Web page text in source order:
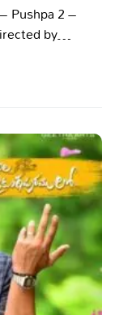
Pushpa 2 –
by…